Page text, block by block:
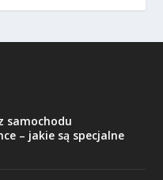
samochodu
– jakie są specjalne